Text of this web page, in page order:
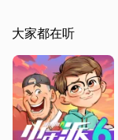
大家都在听